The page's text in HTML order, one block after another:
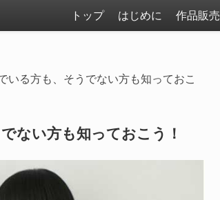
トップ はじめに 作品販売
いる方も、そうでない方も知っておこ
ない方も知っておこう！